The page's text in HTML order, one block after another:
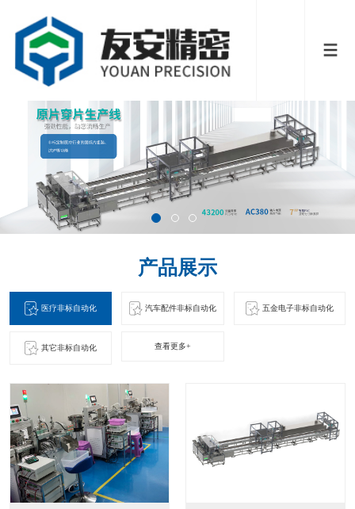
产品展示
医疗非标自动化 汽车配件非标自动化 五金电子非标自动化
其它非标自动化 查看更多+